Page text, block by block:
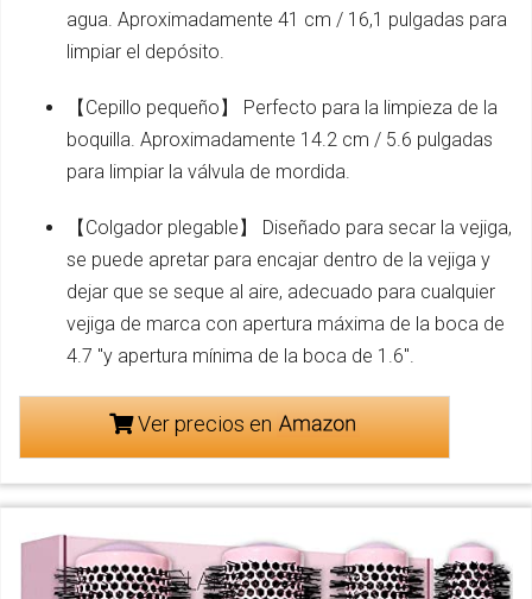
agua. Aproximadamente 41 cm / 16,1 pulgadas para
limpiar el depósito.
【Cepillo pequeño】 Perfecto para la limpieza de la
boquilla. Aproximadamente 14.2 cm / 5.6 pulgadas
para limpiar la válvula de mordida.
【Colgador plegable】 Diseñado para secar la vejiga,
se puede apretar para encajar dentro de la vejiga y
dejar que se seque al aire, adecuado para cualquier
vejiga de marca con apertura máxima de la boca de
4.7 "y apertura mínima de la boca de 1.6".
Ver precios en